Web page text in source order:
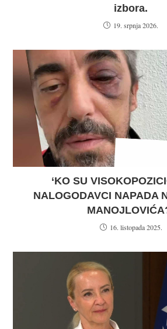
izbora.
19. srpnja 2026.
‘KO SU
NALOGODAVCI NAPADA
16. listopada 2025.